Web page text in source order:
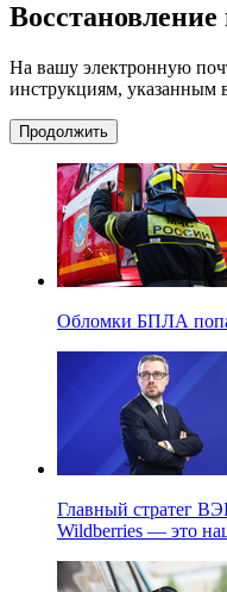
Восстановление
На вашу электронную
инструкциям, указанным
Продолжить
Обломки БПЛА
Главный стратег
Wildberries — это